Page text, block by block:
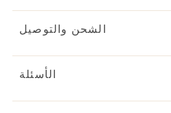
الشحن والتوصيل
الأسئلة